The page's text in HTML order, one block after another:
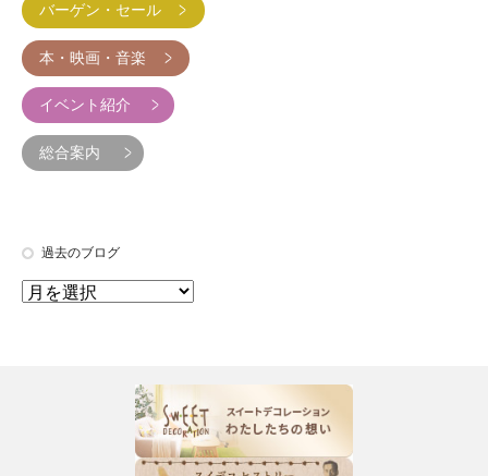
バーゲン・セール
本・映画・音楽
イベント紹介
総合案内
過去のブログ